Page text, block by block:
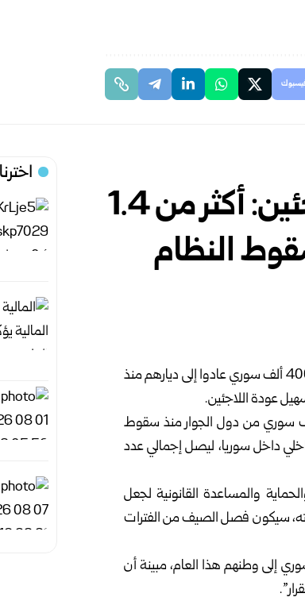
مفوضية الأمم المتحدة لشؤون اللاجئين: أكثر من 1.4
النظام
أعلنت المفوضية السامية للأمم المتحدة لشؤون اللاجئين اليوم أن أكثر من مليون و400 ألف سوري عادوا إلى ديارهم منذ
عودة اللاجئين.
في بيان نشرته اليوم على موقعها الإلكتروني: “عاد حوالي 400 ألف سوري من دول الجوار منذ سقوط
مليون نازح داخلي داخل سوريا، ليصل إجمالي عدد
والمساعدة القانونية لجعل
سيكون فصل الصيف من الفترات
التمويل الكافي لتحقيق عودة متوقعة لنحو 1.5 مليون سوري إلى وطنهم هذا العام، مبينة أن